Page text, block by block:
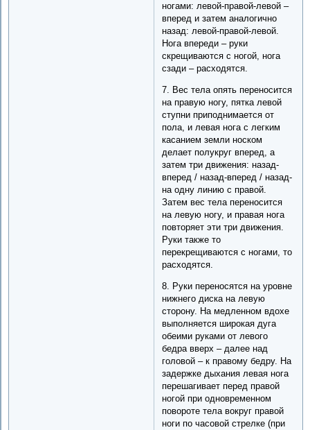
ногами: левой-правой-левой –
вперед и затем аналогично
назад: левой-правой-левой.
Нога впереди – руки
скрещиваются с ногой, нога
сзади – расходятся.
7. Вес тела опять переносится
на правую ногу, пятка левой
ступни приподнимается от
пола, и левая нога с легким
касанием земли носком
делает полукруг вперед, а
затем три движения: назад-
вперед / назад-вперед / назад-
на одну линию с правой.
Затем вес тела переносится
на левую ногу, и правая нога
повторяет эти три движения.
Руки также то
перекрещиваются с ногами, то
расходятся.
8. Руки переносятся на уровне
нижнего диска на левую
сторону. На медленном вдохе
выполняется широкая дуга
обеими руками от левого
бедра вверх – далее над
головой – к правому бедру. На
задержке дыхания левая нога
перешагивает перед правой
ногой при одновременном
повороте тела вокруг правой
ноги по часовой стрелке (при